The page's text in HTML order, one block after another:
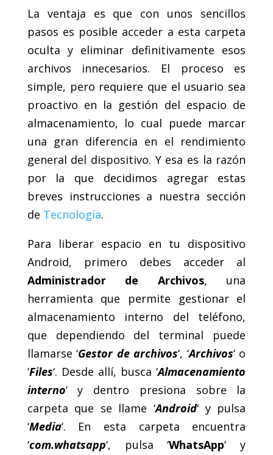
La ventaja es que con unos sencillos
pasos es posible acceder a esta carpeta
oculta y eliminar definitivamente esos
archivos innecesarios. El proceso es
simple, pero requiere que el usuario sea
proactivo en la gestión del espacio de
almacenamiento, lo cual puede marcar
una gran diferencia en el rendimiento
general del dispositivo. Y esa es la razón
por la que decidimos agregar estas
breves instrucciones a nuestra sección
de Tecnología.
Para liberar espacio en tu dispositivo
Android, primero debes acceder al
Administrador de Archivos, una
herramienta que permite gestionar el
almacenamiento interno del teléfono,
que dependiendo del terminal puede
llamarse ‘Gestor de archivos‘, ‘Archivos‘ o
‘Files‘. Desde allí, busca ‘Almacenamiento
interno‘ y dentro presiona sobre la
carpeta que se llame ‘Android‘ y pulsa
‘Media‘. En esta carpeta encuentra
‘com.whatsapp‘, pulsa ‘WhatsApp‘ y